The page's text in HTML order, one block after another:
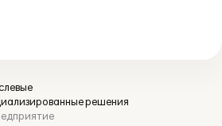
решения